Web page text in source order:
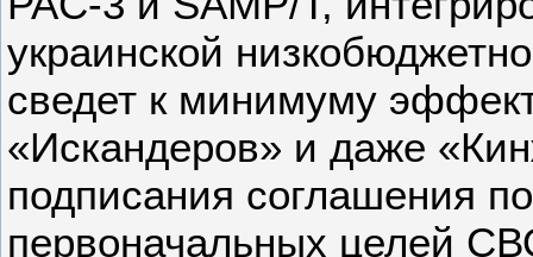
украинской
сведет к минимуму
«Искандеров» и даже
подписания соглашения
первоначальных целей